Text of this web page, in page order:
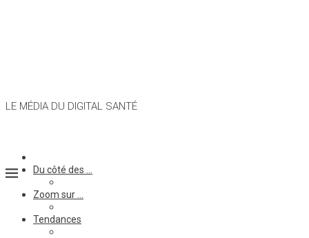
LE MÉDIA DU DIGITAL SANTÉ
Du côté des …
Zoom sur …
Tendances